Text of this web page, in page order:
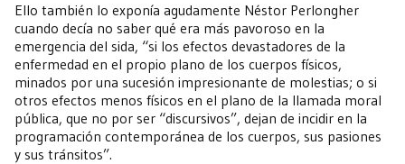
Ello también lo exponía agudamente Néstor Perlongher
cuando decía no saber qué era más pavoroso en la
emergencia del sida, “si los efectos devastadores de la
enfermedad en el propio plano de los cuerpos físicos,
minados por una sucesión impresionante de molestias; o si
otros efectos menos físicos en el plano de la llamada moral
pública, que no por ser “discursivos”, dejan de incidir en la
programación contemporánea de los cuerpos, sus pasiones
y sus tránsitos”.